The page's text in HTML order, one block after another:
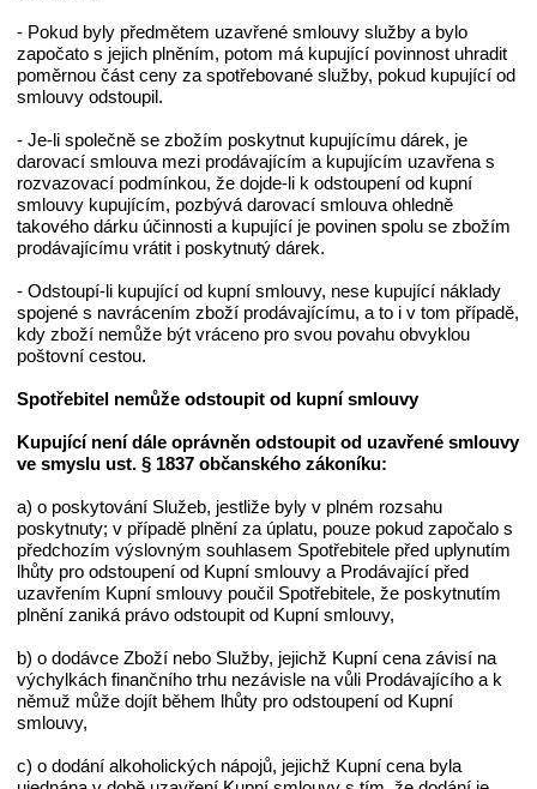
- Pokud byly předmětem uzavřené smlouvy služby a bylo
započato s jejich plněním, potom má kupující povinnost uhradit
poměrnou část ceny za spotřebované služby, pokud kupující od
smlouvy odstoupil.
- Je-li společně se zbožím poskytnut kupujícímu dárek, je
darovací smlouva mezi prodávajícím a kupujícím uzavřena s
rozvazovací podmínkou, že dojde-li k odstoupení od kupní
smlouvy kupujícím, pozbývá darovací smlouva ohledně
takového dárku účinnosti a kupující je povinen spolu se zbožím
prodávajícímu vrátit i poskytnutý dárek.
- Odstoupí-li kupující od kupní smlouvy, nese kupující náklady
spojené s navrácením zboží prodávajícímu, a to i v tom případě,
kdy zboží nemůže být vráceno pro svou povahu obvyklou
poštovní cestou.
Spotřebitel nemůže odstoupit od kupnísmlouvy
Kupující není dále oprávněn odstoupit od uzavřené smlouvy
ve smyslu ust. § 1837 občanského zákoníku:
a) o poskytování Služeb, jestliže byly v plném rozsahu
poskytnuty; v případě plnění za úplatu, pouze pokud započalo s
předchozím výslovným souhlasem Spotřebitele před uplynutím
lhůty pro odstoupení od Kupní smlouvy a Prodávající před
uzavřením Kupní smlouvy poučil Spotřebitele, že poskytnutím
plnění zaniká právo odstoupit od Kupní smlouvy,
b) o dodávce Zboží nebo Služby, jejichž Kupní cena závisí na
výchylkách finančního trhu nezávisle na vůli Prodávajícího a k
němuž může dojít během lhůty pro odstoupení od Kupní
smlouvy,
c) o dodání alkoholických nápojů, jejichž Kupní cena byla